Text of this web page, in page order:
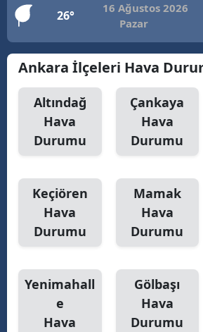
26°
16 Ağustos 2026
Pazar
Ankara İlçeleri Hava
Altındağ
Hava
Durumu
Çankaya
Hava
Durumu
Keçiören
Hava
Durumu
Mamak
Hava
Durumu
Yenimahall
e
Hava
Gölbaşı
Hava
Durumu